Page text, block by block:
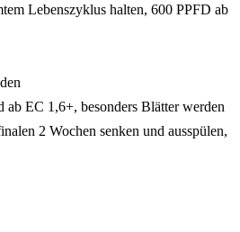
Lebenszyklus halten, 600 PPFD ab
EC 1,6+, besonders Blätter werden
2 Wochen senken und ausspülen,